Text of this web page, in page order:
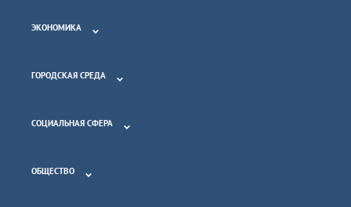
ЭКОНОМИКА
ГОРОДСКАЯ СРЕДА
СОЦИАЛЬНАЯ СФЕРА
ОБЩЕСТВО